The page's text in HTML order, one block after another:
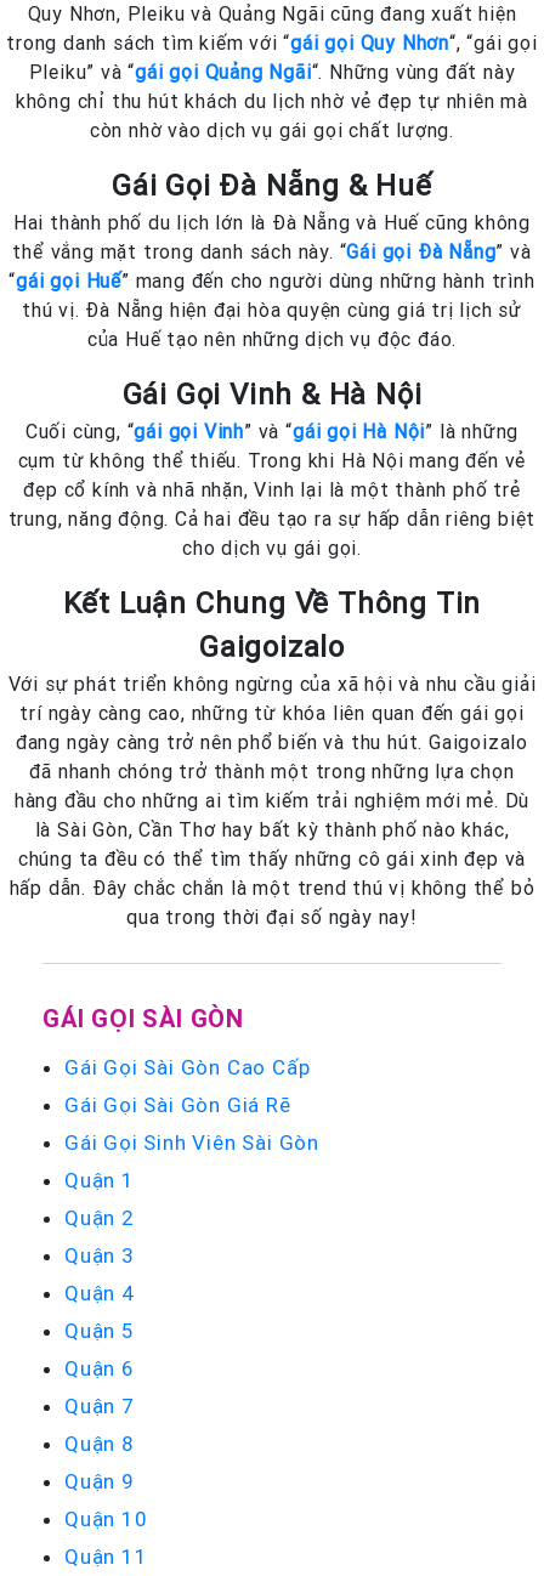
Quy Nhơn, Pleiku và Quảng Ngãi cũng đang xuất hiện
trong danh sách tìm kiếm với “gái gọi Quy Nhơn“, “gái gọi
Pleiku” và “gái gọi Quảng Ngãi“. Những vùng đất này
không chỉ thu hút khách du lịch nhờ vẻ đẹp tự nhiên mà
còn nhờ vào dịch vụ gái gọi chất lượng.
Gái Gọi Đà Nẵng & Huế
Hai thành phố du lịch lớn là Đà Nẵng và Huế cũng không
thể vắng mặt trong danh sách này. “Gái gọi Đà Nẵng” và
“gái gọi Huế” mang đến cho người dùng những hành trình
thú vị. Đà Nẵng hiện đại hòa quyện cùng giá trị lịch sử
của Huế tạo nên những dịch vụ độc đáo.
Gái Gọi Vinh & Hà Nội
Cuối cùng, “gái gọi Vinh” và “gái gọi Hà Nội” là những
cụm từ không thể thiếu. Trong khi Hà Nội mang đến vẻ
đẹp cổ kính và nhã nhặn, Vinh lại là một thành phố trẻ
trung, năng động. Cả hai đều tạo ra sự hấp dẫn riêng biệt
cho dịch vụ gái gọi.
Kết Luận Chung Về Thông Tin
Gaigoizalo
Với sự phát triển không ngừng của xã hội và nhu cầu giải
trí ngày càng cao, những từ khóa liên quan đến gái gọi
đang ngày càng trở nên phổ biến và thu hút. Gaigoizalo
đã nhanh chóng trở thành một trong những lựa chọn
hàng đầu cho những ai tìm kiếm trải nghiệm mới mẻ. Dù
là Sài Gòn, Cần Thơ hay bất kỳ thành phố nào khác,
chúng ta đều có thể tìm thấy những cô gái xinh đẹp và
hấp dẫn. Đây chắc chắn là một trend thú vị không thể bỏ
qua trong thời đại số ngày nay!
GÁI GỌI SÀI GÒN
Gái Gọi Sài Gòn Cao Cấp
Gái Gọi Sài Gòn Giá Rẽ
Gái Gọi Sinh Viên Sài Gòn
Quận 1
Quận 2
Quận 3
Quận 4
Quận 5
Quận 6
Quận 7
Quận 8
Quận 9
Quận 10
Quận 11